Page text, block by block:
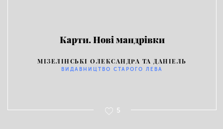
Карти. Нові мандрівки
МІЗЕЛІНСЬКІ ОЛЕКСАНДРА ТА ДАНІЕЛЬ
ВИДАВНИЦТВО СТАРОГО ЛЕВА
5